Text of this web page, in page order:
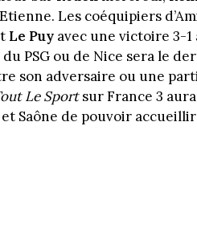
Les coéquipiers
Le Puy avec une victoire 3-
PSG ou de Nice sera le
son adversaire ou une
Le Sportsur France 3
Saône de pouvoir